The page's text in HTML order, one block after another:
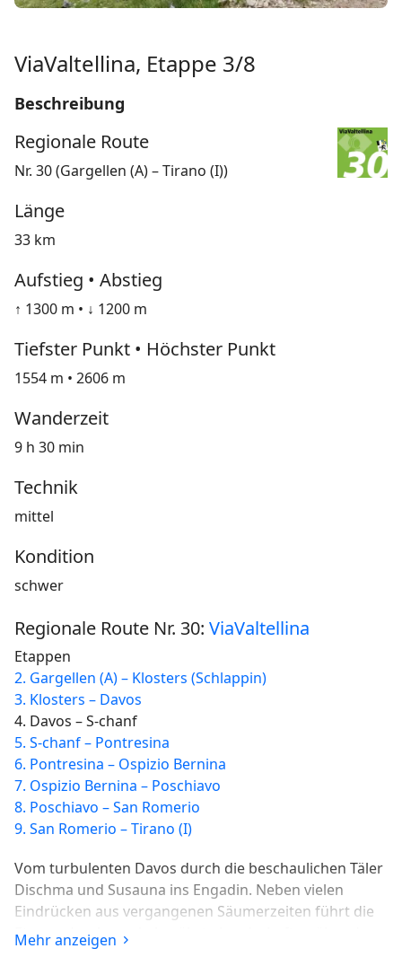
ViaValtellina, Etappe 3/8
Beschreibung
Regionale Route
Nr. 30 (Gargellen (A) – Tirano (I))
Länge
33 km
Aufstieg • Abstieg
↑ 1300 m • ↓ 1200 m
Tiefster Punkt • Höchster Punkt
1554 m • 2606 m
Wanderzeit
9 h 30 min
Technik
mittel
Kondition
schwer
Regionale Route Nr. 30: ViaValtellina
Etappen
2. Gargellen (A) – Klosters (Schlappin)
3. Klosters – Davos
4. Davos – S-chanf
5. S-chanf – Pontresina
6. Pontresina – Ospizio Bernina
7. Ospizio Bernina – Poschiavo
8. Poschiavo – San Romerio
9. San Romerio – Tirano (I)
Vom turbulenten Davos durch die beschaulichen Täler
Dischma und Susauna ins Engadin. Neben vielen
Eindrücken aus vergangenen Säumerzeiten führt die
Etappe durch wenig berührte Landschaften über den
Scaletta-Pass, den höchsten Punkt der ViaValtellina.
Mehr anzeigen